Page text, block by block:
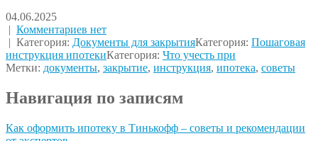
04.06.2025
| Комментариев нет
| Категория: Документы для закрытияКатегория: Пошаговая
инструкция ипотекиКатегория: Что учесть при
Метки: документы, закрытие, инструкция, ипотека, советы
Навигация по записям
Как оформить ипотеку в Тинькофф – советы и рекомендации